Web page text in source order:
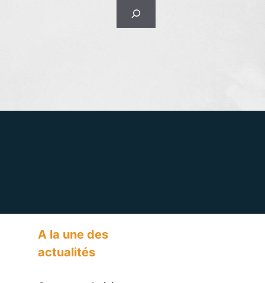
Rechercher
A la une des
actualités